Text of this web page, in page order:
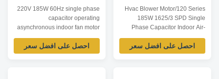
Hvac Blower Motor/120 Series
185W 1625/3 SPD Single
Phase Capacitor Indoor Air-
Conditioning fan Motor Product
description: Number YDK120-
74-4A Voltage/V 220-240
احصل على افضل سعر
220V 185W 60Hz single phase
capacitor operating
asynchronous indoor fan motor
for ventilation Technical
Parameters Below are
representative motors, only for
احصل على افضل سعر